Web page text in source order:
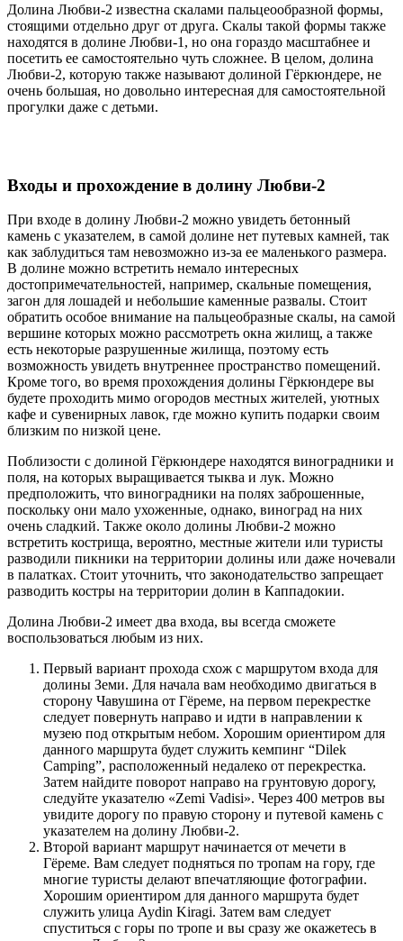
Долина Любви-2 известна скалами пальцеообразной формы,
стоящими отдельно друг от друга. Скалы такой формы также
находятся в долине Любви-1, но она гораздо масштабнее и
посетить ее самостоятельно чуть сложнее. В целом, долина
Любви-2, которую также называют долиной Гёркюндере, не
очень большая, но довольно интересная для самостоятельной
прогулки даже с детьми.
Входы и прохождение в долину Любви-2
При входе в долину Любви-2 можно увидеть бетонный
камень с указателем, в самой долине нет путевых камней, так
как заблудиться там невозможно из-за ее маленького размера.
В долине можно встретить немало интересных
достопримечательностей, например, скальные помещения,
загон для лошадей и небольшие каменные развалы. Стоит
обратить особое внимание на пальцеобразные скалы, на самой
вершине которых можно рассмотреть окна жилищ, а также
есть некоторые разрушенные жилища, поэтому есть
возможность увидеть внутреннее пространство помещений.
Кроме того, во время прохождения долины Гёркюндере вы
будете проходить мимо огородов местных жителей, уютных
кафе и сувенирных лавок, где можно купить подарки своим
близким по низкой цене.
Поблизости с долиной Гёркюндере находятся виноградники и
поля, на которых выращивается тыква и лук. Можно
предположить, что виноградники на полях заброшенные,
поскольку они мало ухоженные, однако, виноград на них
очень сладкий. Также около долины Любви-2 можно
встретить кострища, вероятно, местные жители или туристы
разводили пикники на территории долины или даже ночевали
в палатках. Стоит уточнить, что законодательство запрещает
разводить костры на территории долин в Каппадокии.
Долина Любви-2 имеет два входа, вы всегда сможете
воспользоваться любым из них.
Первый вариант прохода схож с маршрутом входа для
долины Земи. Для начала вам необходимо двигаться в
сторону Чавушина от Гёреме, на первом перекрестке
следует повернуть направо и идти в направлении к
музею под открытым небом. Хорошим ориентиром для
данного маршрута будет служить кемпинг “Dilek
Camping”, расположенный недалеко от перекрестка.
Затем найдите поворот направо на грунтовую дорогу,
следуйте указателю «Zemi Vadisi». Через 400 метров вы
увидите дорогу по правую сторону и путевой камень с
указателем на долину Любви-2.
Второй вариант маршрут начинается от мечети в
Гёреме. Вам следует подняться по тропам на гору, где
многие туристы делают впечатляющие фотографии.
Хорошим ориентиром для данного маршрута будет
служить улица Aydin Kiragi. Затем вам следует
спуститься с горы по тропе и вы сразу же окажетесь в